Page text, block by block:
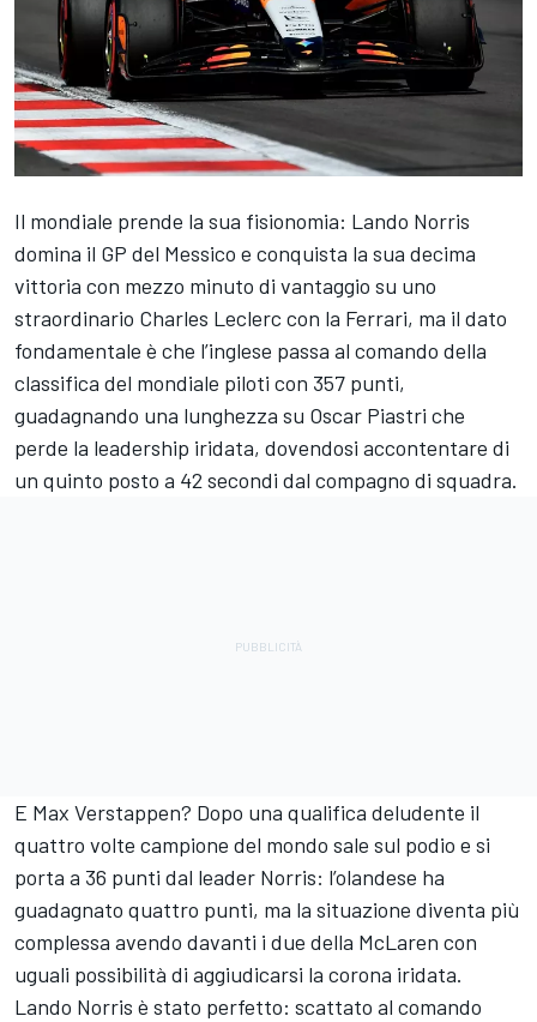
Il mondiale prende la sua fisionomia: Lando Norris
domina il GP del Messico e conquista la sua decima
vittoria con mezzo minuto di vantaggio su uno
straordinario Charles Leclerc con la Ferrari, ma il dato
fondamentale è che l’inglese passa al comando della
classifica del mondiale piloti con 357 punti,
guadagnando una lunghezza su Oscar Piastri che
perde la leadership iridata, dovendosi accontentare di
un quinto posto a 42 secondi dal compagno di squadra.
E Max Verstappen? Dopo una qualifica deludente il
quattro volte campione del mondo sale sul podio e si
porta a 36 punti dal leader Norris: l’olandese ha
guadagnato quattro punti, ma la situazione diventa più
complessa avendo davanti i due della McLaren con
uguali possibilità di aggiudicarsi la corona iridata.
Lando Norris è stato perfetto: scattato al comando